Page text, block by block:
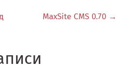
MaxSite CMS 0.70 →